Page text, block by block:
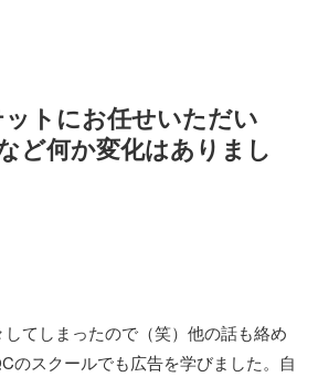
トにお任せいただい
ど何か変化はありまし
てしまったので（笑）他の話も絡め
のスクールでも広告を学びました。自